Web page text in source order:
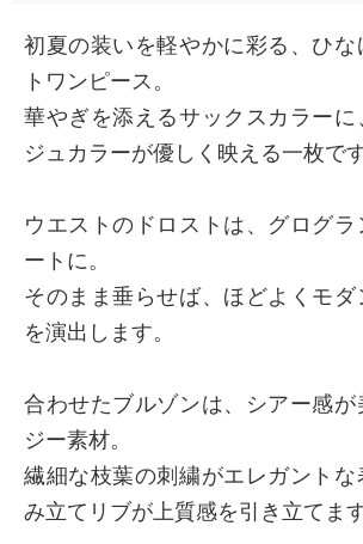
初夏の装いを軽やかに彩る、ひな
トワンピース。
華やぎを添えるサックスカラーに
ジュカラーが優しく映える一枚です
ウエストのドロストは、グログラ
ートに。
そのまま垂らせば、ほどよくモダ
を演出します。
合わせたブルゾンは、シアー感が
ジー素材。
繊細な枝葉の刺繍がエレガントな
み立てリブが上質感を引き立てます